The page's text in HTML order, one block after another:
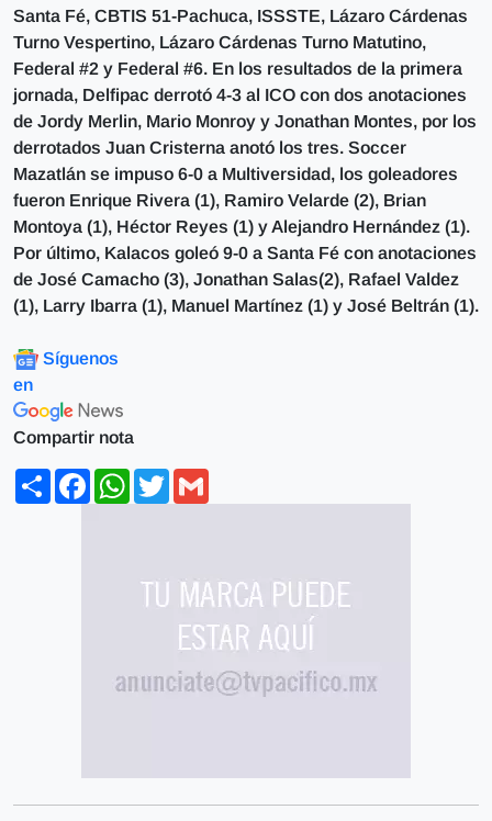
Santa Fé, CBTIS 51-Pachuca, ISSSTE, Lázaro Cárdenas
Turno Vespertino, Lázaro Cárdenas Turno Matutino,
Federal #2 y Federal #6. En los resultados de la primera
jornada, Delfipac derrotó 4-3 al ICO con dos anotaciones
de Jordy Merlin, Mario Monroy y Jonathan Montes, por los
derrotados Juan Cristerna anotó los tres. Soccer
Mazatlán se impuso 6-0 a Multiversidad, los goleadores
fueron Enrique Rivera (1), Ramiro Velarde (2), Brian
Montoya (1), Héctor Reyes (1) y Alejandro Hernández (1).
Por último, Kalacos goleó 9-0 a Santa Fé con anotaciones
de José Camacho (3), Jonathan Salas(2), Rafael Valdez
(1), Larry Ibarra (1), Manuel Martínez (1) y José Beltrán (1).
Síguenos
en
Compartir nota
ShareFacebookWhatsApp
Twitter